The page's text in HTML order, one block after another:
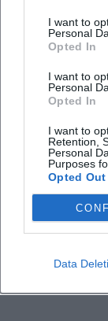
I want to
Personal
Opted In
I want to
Personal
Opted In
I want to
Retention,
Personal
Purposes
Opted Out
Data